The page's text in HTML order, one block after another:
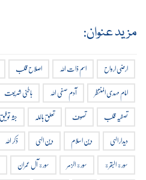
مزید عنوان:
ارضی ارواح اسم ذات اللہ اصلاح قلب
امام مہدی المنتظر
آدم صفی اللہ باطنی شریعت
تصفیہ قلب
تصوف تعلق باللہ جثہ
دیدار الہی
دین اسلام دین الہی ذکر اللہ
سورة البقرة
سورة الزمر سورة آل عمران